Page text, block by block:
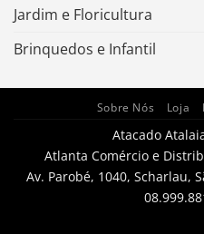
Jardim e Floricultura
Brinquedos e Infantil
Sobre Nós Loja
Atacado
Atlanta Comércio e
Av. Parobé, 1040, Scharlau,